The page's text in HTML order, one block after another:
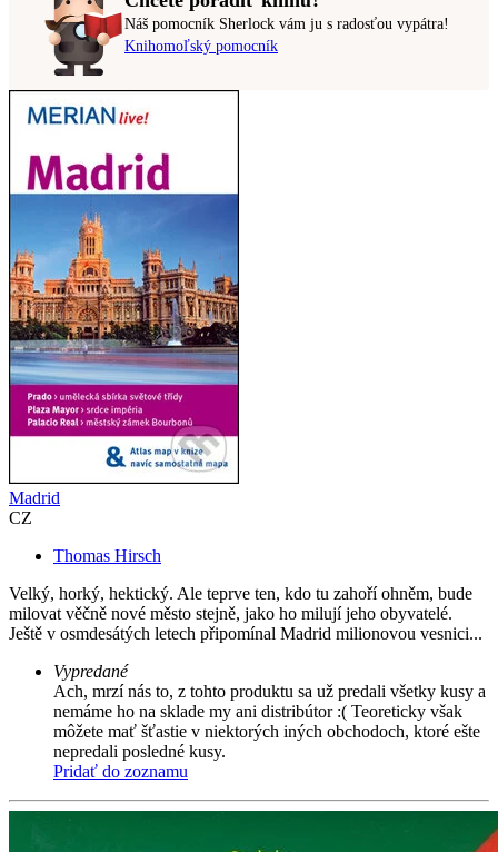
Náš pomocník Sherlock vám ju s radosťou vypátra!
Knihomoľský pomocník
Madrid
CZ
Thomas Hirsch
Velký, horký, hektický. Ale teprve ten, kdo tu zahoří ohněm, bude
milovat věčně nové město stejně, jako ho milují jeho obyvatelé.
Ještě v osmdesátých letech připomínal Madrid milionovou vesnici...
Vypredané
Ach, mrzí nás to, z tohto produktu sa už predali všetky kusy a
nemáme ho na sklade my ani distribútor :( Teoreticky však
môžete mať šťastie v niektorých iných obchodoch, ktoré ešte
nepredali posledné kusy.
Pridať do zoznamu